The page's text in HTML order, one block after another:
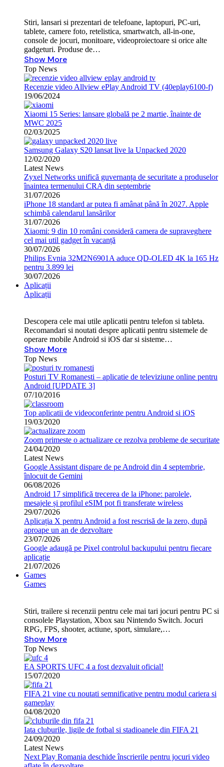
Stiri, lansari si prezentari de telefoane, laptopuri, PC-uri,
tablete, camere foto, retelistica, smartwatch, all-in-one,
console de jocuri, monitoare, videoproiectoare si orice alte
gadgeturi. Produse de…
Show More
Top News
Recenzie video Allview ePlay Android TV (40eplay6100-f)
19/06/2024
Xiaomi 15 Series: lansare globală pe 2 martie, înainte de
MWC 2025
02/03/2025
Samsung Galaxy S20 lansat live la Unpacked 2020
12/02/2020
Latest News
Zyxel Networks unifică guvernanța de securitate a produselor
înaintea termenului CRA din septembrie
31/07/2026
iPhone 18 standard ar putea fi amânat până în 2027. Apple
schimbă calendarul lansărilor
31/07/2026
Xiaomi: 9 din 10 români consideră camera de supraveghere
cel mai util gadget în vacanță
30/07/2026
Philips Evnia 32M2N6901A aduce QD-OLED 4K la 165 Hz
pentru 3.899 lei
30/07/2026
Aplicații
Aplicații
Descopera cele mai utile aplicatii pentru telefon si tableta.
Recomandari si noutati despre aplicatii pentru sistemele de
operare mobile Android si iOS dar si sisteme…
Show More
Top News
Posturi TV Romanesti – aplicatie de televiziune online pentru
Android [UPDATE 3]
07/10/2016
Top aplicatii de videoconferinte pentru Android si iOS
19/03/2020
Zoom primeste o actualizare ce rezolva probleme de securitate
24/04/2020
Latest News
Google Assistant dispare de pe Android din 4 septembrie,
înlocuit de Gemini
06/08/2026
Android 17 simplifică trecerea de la iPhone: parolele,
mesajele și profilul eSIM pot fi transferate wireless
29/07/2026
Aplicația X pentru Android a fost rescrisă de la zero, după
aproape un an de dezvoltare
23/07/2026
Google adaugă pe Pixel controlul backupului pentru fiecare
aplicație
21/07/2026
Games
Games
Stiri, trailere si recenzii pentru cele mai tari jocuri pentru PC si
consolele Playstation, Xbox sau Nintendo Switch. Jocuri
RPG, FPS, shooter, actiune, sport, simulare,…
Show More
Top News
EA SPORTS UFC 4 a fost dezvaluit oficial!
15/07/2020
FIFA 21 vine cu noutati semnificative pentru modul cariera si
gameplay
04/08/2020
Iata cluburile, ligile de fotbal si stadioanele din FIFA 21
24/09/2020
Latest News
Next Play Romania deschide înscrierile pentru jocuri video